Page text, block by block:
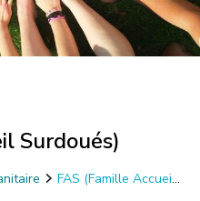
Surdoués)
FAS (Famille Accueil